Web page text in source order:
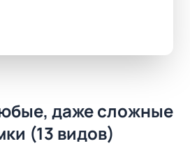
даже сложные
(13 видов)